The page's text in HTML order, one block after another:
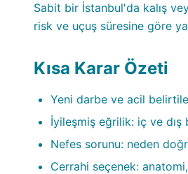
Sabit bir İstanbul'da kalış
risk ve uçuş süresine göre
Kısa Karar Özeti
Yeni darbe ve acil
İyileşmiş eğrilik: iç ve dış
Nefes sorunu: neden
Cerrahi seçenek: